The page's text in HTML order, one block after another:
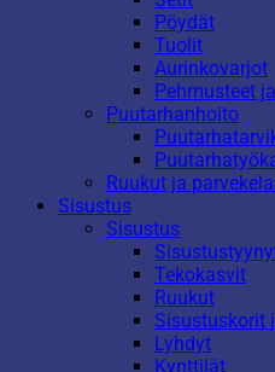
Pöydät
Tuolit
Aurinkovarjot
Pehmusteet
Puutarhanhoito
Ruukut ja
Sisustus
Sisustus
Tekokasvit
Ruukut
Sisustuskorit
Lyhdyt
Kynttilät